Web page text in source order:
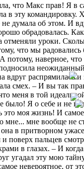
что Макс прав! Я в
в эту командировку.
думала об этом. И
обрадовалась.
отменяли уроки.
что мы радовались
потому, наверное, что
распрямилась и
смех. – И вы так
меня в той
было! Я о себе и не
это моя жизнь! И самое
мне... мне вообще не
в притворном
поверх пальцев
в глазах. – И
угадал эту мою
невероятное, от